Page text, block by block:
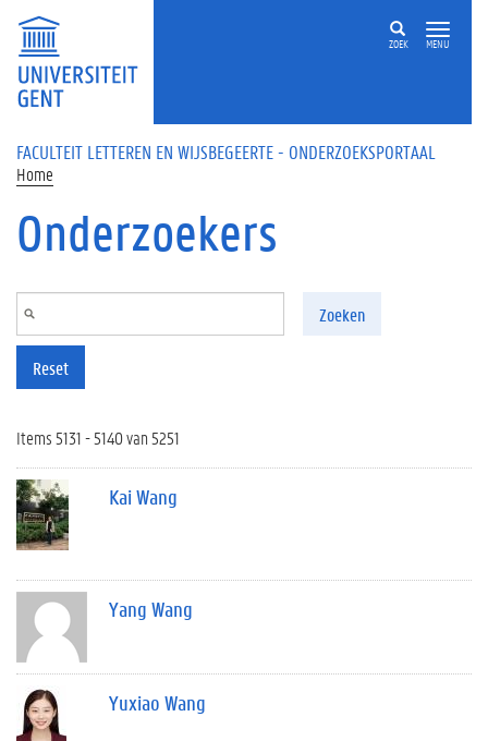
Overslaan en naar de inhoud gaan
ZOEK MENU
FACULTEIT LETTEREN EN WIJSBEGEERTE - ONDERZOEKSPORTAAL
Home
Onderzoekers
Zoeken
Reset
Items 5131 - 5140 van 5251
Kai Wang
Yang Wang
Yuxiao Wang